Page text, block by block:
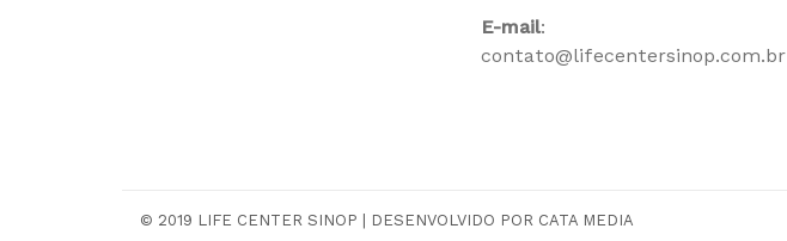
E-mail:
contato@lifecentersinop.com.br
© 2019 LIFE CENTER SINOP | DESENVOLVIDO POR CATA MEDIA